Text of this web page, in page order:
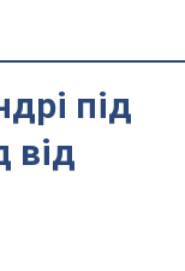
під
від